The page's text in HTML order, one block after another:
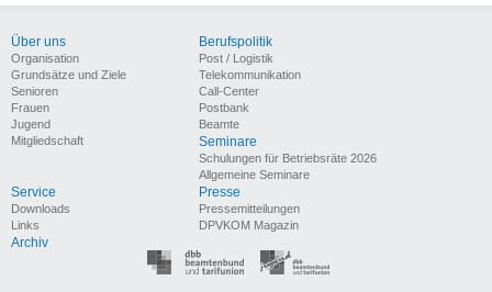
Über uns
Organisation
Grundsätze und Ziele
Senioren
Frauen
Jugend
Mitgliedschaft
Berufspolitik
Post / Logistik
Telekommunikation
Call-Center
Postbank
Beamte
Seminare
Schulungen für Betriebsräte 2026
Allgemeine Seminare
Service
Downloads
Links
Presse
Pressemitteilungen
DPVKOM Magazin
Archiv